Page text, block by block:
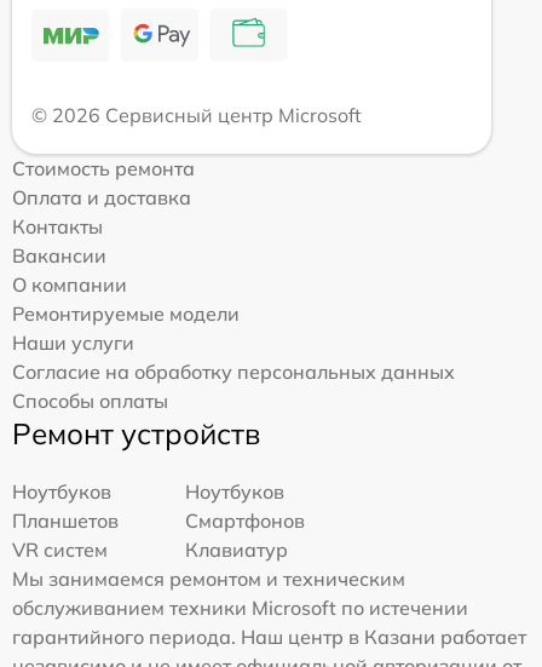
© 2026 Сервисный центр Microsoft
Стоимость ремонта
Оплата и доставка
Контакты
Вакансии
О компании
Ремонтируемые модели
Наши услуги
Согласие на обработку персональных данных
Способы оплаты
Ремонт устройств
Ноутбуков
Ноутбуков
Планшетов
Смартфонов
VR систем
Клавиатур
Мы занимаемся ремонтом и техническим
обслуживанием техники Microsoft по истечении
гарантийного периода. Наш центр в Казани работает